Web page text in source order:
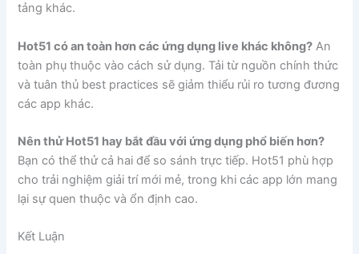
tảng khác.
Hot51 có an toàn hơn các ứng dụng live khác không? An
toàn phụ thuộc vào cách sử dụng. Tải từ nguồn chính thức
và tuân thủ best practices sẽ giảm thiểu rủi ro tương đương
các app khác.
Nên thử Hot51 hay bắt đầu với ứng dụng phổ biến hơn?
Bạn có thể thử cả hai để so sánh trực tiếp. Hot51 phù hợp
cho trải nghiệm giải trí mới mẻ, trong khi các app lớn mang
lại sự quen thuộc và ổn định cao.
Kết Luận